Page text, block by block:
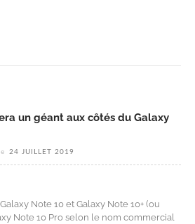
un géant aux côtés du Galaxy
le 24 JUILLET 2019
Note 10 et Galaxy Note 10+ (ou
Note 10 Pro selon le nom commercial